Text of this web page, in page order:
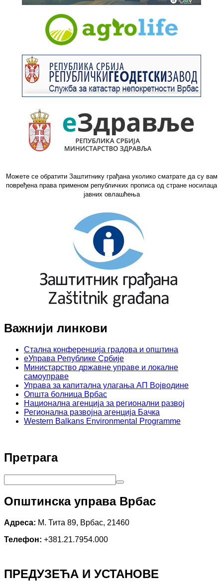
Можете се обратити Заштитнику грађана уколико сматрате да су вам
повређена права применом републичких прописа од стране носилаца
јавних овлашћења
Важнији линкови
Стална конференција градова и општина
еУправа Републике Србије
Министарство државне управе и локалне
самоуправе
Управа за капитална улагања АП Војводине
Општа болница Врбас
Национална агенција за регионални развој
Регионална развојна агенција Бачка
Western Balkans Environmental Programme
Претрага
Општинска управа Врбас
Адреса: М. Тита 89, Врбас, 21460
Телефон: +381.21.7954.000
ПРЕДУЗЕЋА И УСТАНОВЕ